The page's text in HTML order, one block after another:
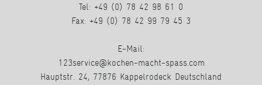
Tel: +49 (0) 78 42 98 61 0
Fax: +49 (0) 78 42 99 79 45 3
E-Mail:
123service@kochen-macht-spass.com
Hauptstr. 24, 77876 Kappelrodeck Deutschland